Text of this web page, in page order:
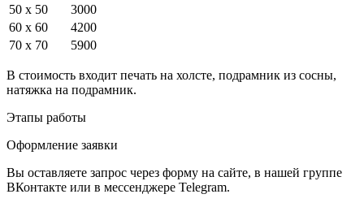
50 x 50
3000
60 x 60
4200
70 x 70
5900
В стоимость входит печать на холсте, подрамник из сосны,
натяжка на подрамник.
Этапы работы
Оформление заявки
Вы оставляете запрос через форму на сайте, в нашей группе
ВКонтакте или в мессенджере Telegram.